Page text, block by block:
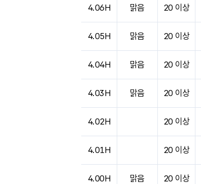
4.06H 맑음 20 이상
4.05H 맑음 20 이상
4.04H 맑음 20 이상
4.03H 맑음 20 이상
4.02H 20 이상
4.01H 20 이상
4.00H 맑음 20 이상